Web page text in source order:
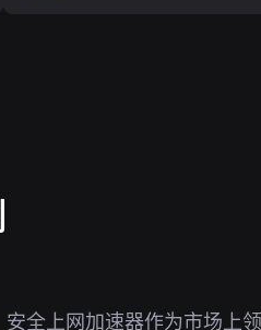
全上网加速器作为市场上